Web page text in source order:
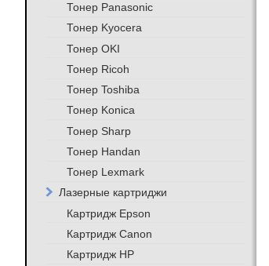
Тонер Panasonic
Тонер Kyocera
Тонер OKI
Тонер Ricoh
Тонер Toshiba
Тонер Konica
Тонер Sharp
Тонер Handan
Тонер Lexmark
Лазерные картриджи
Картридж Epson
Картридж Canon
Картридж HP